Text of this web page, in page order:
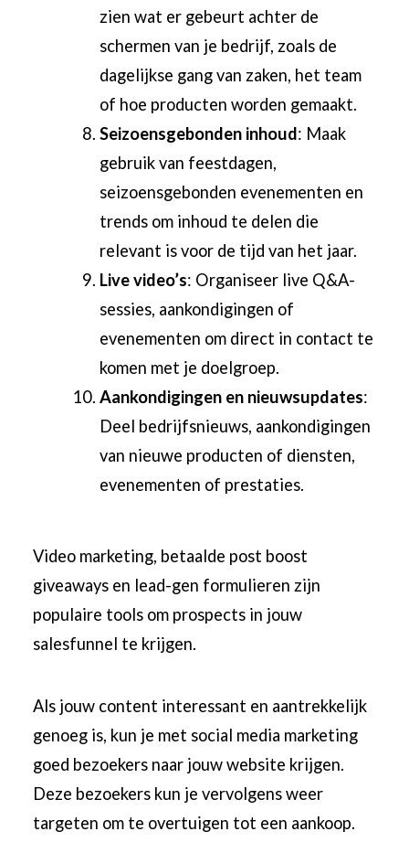
zien wat er gebeurt achter de
schermen van je bedrijf, zoals de
dagelijkse gang van zaken, het team
of hoe producten worden gemaakt.
Seizoensgebonden inhoud: Maak
gebruik van feestdagen,
seizoensgebonden evenementen en
trends om inhoud te delen die
relevant is voor de tijd van het jaar.
Live video’s: Organiseer live Q&A-
sessies, aankondigingen of
evenementen om direct in contact te
komen met je doelgroep.
Aankondigingen en nieuwsupdates:
Deel bedrijfsnieuws, aankondigingen
van nieuwe producten of diensten,
evenementen of prestaties.
Video marketing, betaalde post boost
giveaways en lead-gen formulieren zijn
populaire tools om prospects in jouw
salesfunnel te krijgen.
Als jouw content interessant en aantrekkelijk
genoeg is, kun je met social media marketing
goed bezoekers naar jouw website krijgen.
Deze bezoekers kun je vervolgens weer
targeten om te overtuigen tot een aankoop.